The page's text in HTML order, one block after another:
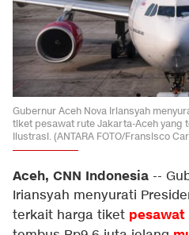
Gubernur Aceh Nova Iriansyah
tiket pesawat rute Jakarta-Aceh yang
Ilustrasi. (ANTARA FOTO/Fransisco
Aceh, CNN Indonesia --
Iriansyah menyurati
terkait harga tiket pesawat